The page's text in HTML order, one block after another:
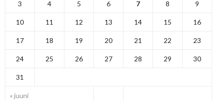
« juuni
3 4 5 6 7 8 9
10 11 12 13 14 15 16
17 18 19 20 21 22 23
24 25 26 27 28 29 30
31